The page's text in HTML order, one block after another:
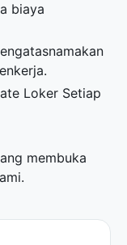
biaya
Loker Setiap
membuka